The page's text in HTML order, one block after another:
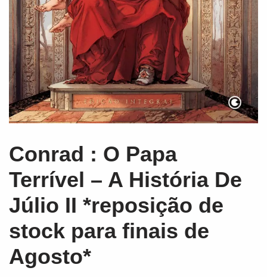
Conrad : O Papa
Terrível – A História De
Júlio II *reposição de
stock para finais de
Agosto*